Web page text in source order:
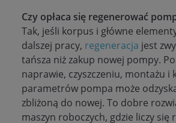
Czy opłaca się regenerować
Tak, jeśli korpus i główne
dalszej pracy, regeneracja jest
tańsza niż zakup nowej pompy.
naprawie, czyszczeniu, montażu i
parametrów pompa może
zbliżoną do nowej. To dobre
maszyn roboczych, gdzie liczy się